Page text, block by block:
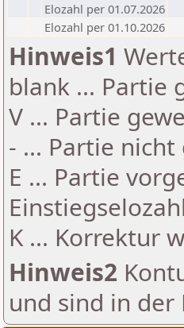
Elozahl per 01.07.2026
Elozahl per 01.10.2026
Hinweis1
blank ... Partie
V ... Partie
- ... Partie
E ... Partie
K ... Korrektur
Hinweis2
und sind in